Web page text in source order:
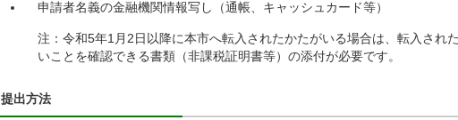
申請者名義の金融機関情報写し（通帳、キャッシュカード等）
注：令和5年1月2日以降に本市へ転入されたかたがいる場合は、転入され
いことを確認できる書類（非課税証明書等）の添付が必要です。
提出方法